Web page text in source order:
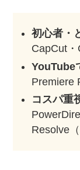
初心者・
CapCut
YouTube
Premiere
コスパ重
Resolve（